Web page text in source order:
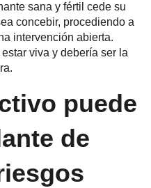
sana y fértil cede su
concebir, procediendo a
intervención abierta.
viva y debería ser la
puede
de